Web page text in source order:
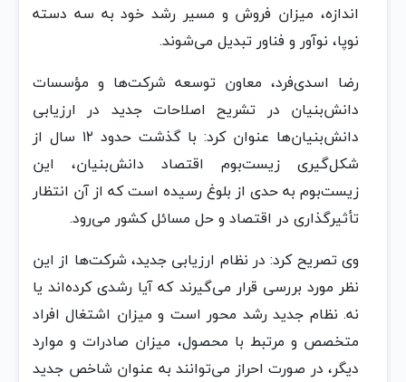
اندازه، میزان فروش و مسیر رشد خود به سه دسته
نوپا، نوآور و فناور تبدیل می‌شوند.
رضا اسدی‌فرد، معاون توسعه شرکت‌ها و مؤسسات
دانش‌بنیان در تشریح اصلاحات جدید در ارزیابی
دانش‌بنیان‌ها عنوان کرد: با گذشت حدود ۱۲ سال از
شکل‌گیری زیست‌بوم اقتصاد دانش‌بنیان، این
زیست‌بوم به حدی از بلوغ رسیده است که از آن انتظار
تأثیرگذاری در اقتصاد و حل مسائل کشور می‌رود.
وی تصریح کرد: در نظام ارزیابی جدید، شرکت‌ها از این
نظر مورد بررسی قرار می‌گیرند که آیا رشدی کرده‌اند یا
نه. نظام جدید رشد محور است و میزان اشتغال افراد
متخصص و مرتبط با محصول، میزان صادرات و موارد
دیگر، در صورت احراز می‌توانند به عنوان شاخص جدید